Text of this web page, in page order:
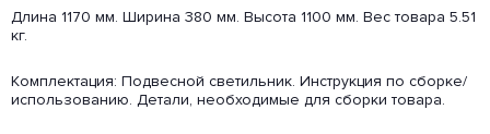
Длина 1170 мм. Ширина 380 мм. Высота 1100 мм. Вес товара 5.51
кг.
Комплектация: Подвесной светильник. Инструкция по сборке/
использованию. Детали, необходимые для сборки товара.